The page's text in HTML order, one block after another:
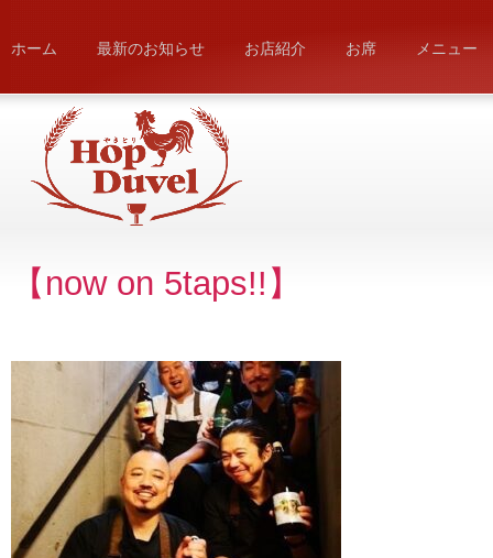
ホーム 最新のお知らせ お店紹介 お席 メニュー
【now on 5taps!!】